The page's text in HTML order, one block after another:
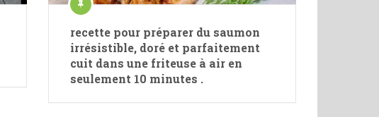
recette pour préparer du saumon
irrésistible, doré et parfaitement
cuit dans une friteuse à air en
seulement 10 minutes .